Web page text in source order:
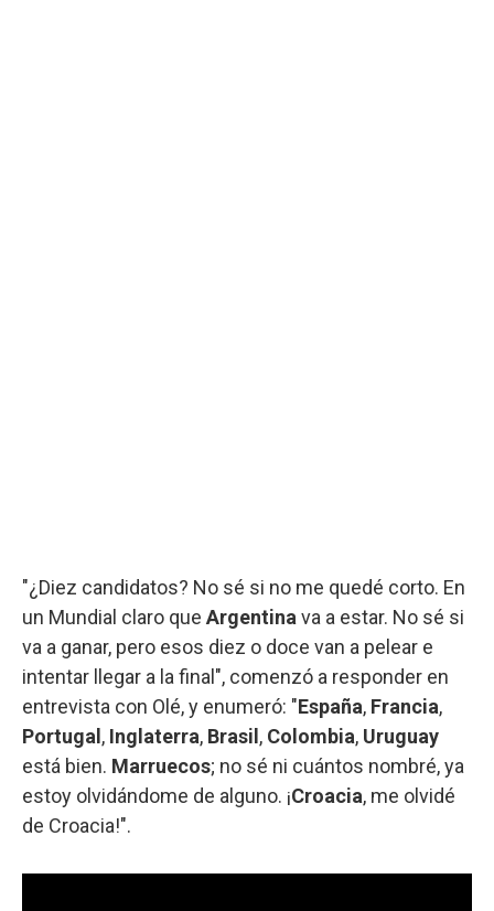
"¿Diez candidatos? No sé si no me quedé corto. En
un Mundial claro que Argentina va a estar. No sé si
va a ganar, pero esos diez o doce van a pelear e
intentar llegar a la final", comenzó a responder en
entrevista con Olé, y enumeró: "España, Francia,
Portugal , Inglaterra, Brasil , Colombia, Uruguay
está bien. Marruecos; no sé ni cuántos nombré, ya
estoy olvidándome de alguno. ¡Croacia, me olvidé
de Croacia!".